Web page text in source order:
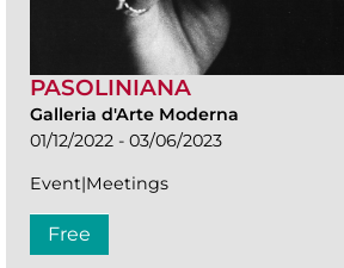
PASOLINIANA
Galleria d'Arte Moderna
01/12/2022 - 03/06/2023
Event|Meetings
Free